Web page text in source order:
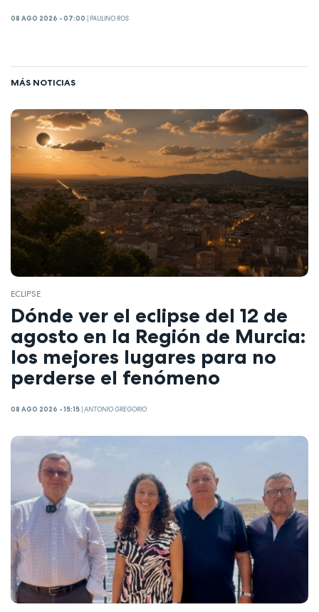
08 AGO 2026 - 07:00 |PAULINO ROS
MÁS NOTICIAS
ECLIPSE
Dónde ver el eclipse del 12 de
agosto en la Región de Murcia:
los mejores lugares para no
perderse el fenómeno
08 AGO 2026 - 15:15 |ANTONIO GREGORIO